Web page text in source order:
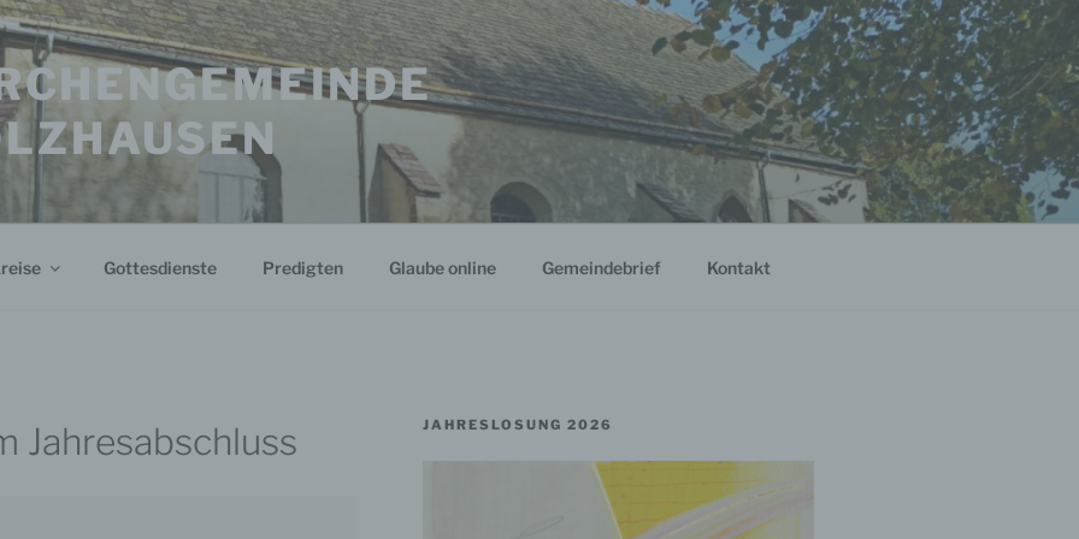
Gottesdienste Predigten Glaube online Gemeindebrief Kontakt
Jahresabschluss JAHRESLOSUNG 2026